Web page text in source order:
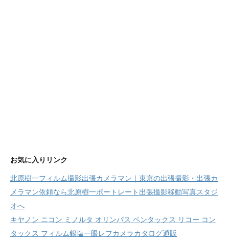
お気に入りリンク
北原樹一フィルム撮影出張カメラマン｜東京の出張撮影・出張カ
メラマン依頼なら北原樹一ポートレート出張撮影移動写真スタジ
オへ
キヤノン ニコン ミノルタ オリンパス ペンタックス リコー コン
タックス フィルム銀塩一眼レフカメラカタログ通販